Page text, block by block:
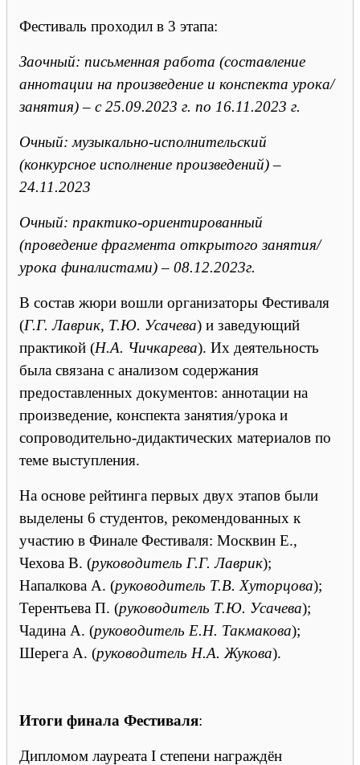
Фестиваль проходил в 3 этапа:
Заочный: письменная работа (составление
аннотации на произведение и конспекта урока/
занятия) – с 25.09.2023 г. по 16.11.2023 г.
Очный: музыкально-исполнительский
(конкурсное исполнение произведений) –
24.11.2023
Очный: практико-ориентированный
(проведение фрагмента открытого занятия/
урока финалистами) – 08.12.2023г.
В состав жюри вошли организаторы Фестиваля
(Г.Г. Лаврик, Т.Ю. Усачева) и заведующий
практикой (Н.А. Чичкарева). Их деятельность
была связана с анализом содержания
предоставленных документов: аннотации на
произведение, конспекта занятия/урока и
сопроводительно-дидактических материалов по
теме выступления.
На основе рейтинга первых двух этапов были
выделены 6 студентов, рекомендованных к
участию в Финале Фестиваля: Москвин Е.,
Чехова В. (руководитель Г.Г. Лаврик);
Напалкова А. (руководитель Т.В. Хуторцова);
Терентьева П. (руководитель Т.Ю. Усачева);
Чадина А. (руководитель Е.Н. Такмакова);
Шерега А. (руководитель Н.А. Жукова).
Итоги финала Фестиваля:
Дипломом лауреата I степени награждён